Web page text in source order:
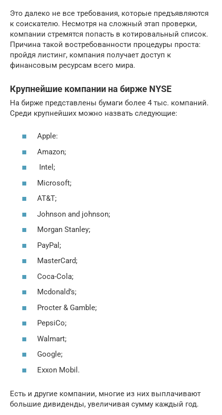
Это далеко не все требования, которые предъявляются
к соискателю. Несмотря на сложный этап проверки,
компании стремятся попасть в котировальный список.
Причина такой востребованности процедуры проста:
пройдя листинг, компания получает доступ к
финансовым ресурсам всего мира.
Крупнейшие компании на бирже NYSE
На бирже представлены бумаги более 4 тыс. компаний.
Среди крупнейших можно назвать следующие:
Apple:
Amazon;
Intel;
Microsoft;
AT&T;
Johnson and johnson;
Morgan Stanley;
PayPal;
MasterCard;
Coca-Cola;
Mcdonald’s;
Procter & Gamble;
PepsiCo;
Walmart;
Google;
Exxon Mobil.
Есть и другие компании, многие из них выплачивают
большие дивиденды, увеличивая сумму каждый год.